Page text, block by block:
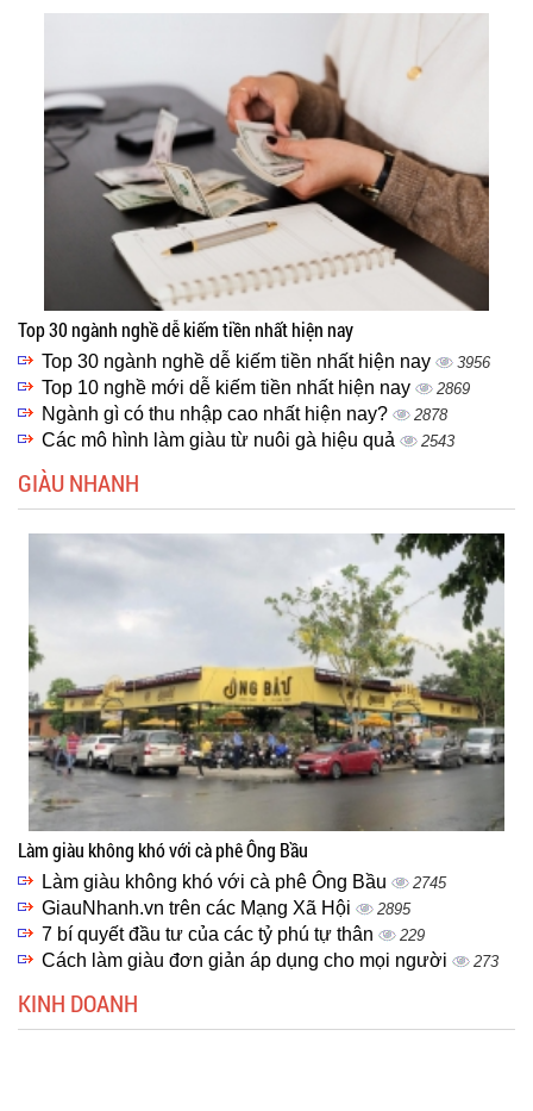
Top 30 ngành nghề dễ kiếm tiền nhất hiện nay
Top 30 ngành nghề dễ kiếm tiền nhất hiện nay 3956
Top 10 nghề mới dễ kiếm tiền nhất hiện nay 2869
Ngành gì có thu nhập cao nhất hiện nay? 2878
Các mô hình làm giàu từ nuôi gà hiệu quả 2543
GIÀU NHANH
Làm giàu không khó với cà phê Ông Bầu
Làm giàu không khó với cà phê Ông Bầu 2745
GiauNhanh.vn trên các Mạng Xã Hội 2895
7 bí quyết đầu tư của các tỷ phú tự thân 229
Cách làm giàu đơn giản áp dụng cho mọi người 273
KINH DOANH